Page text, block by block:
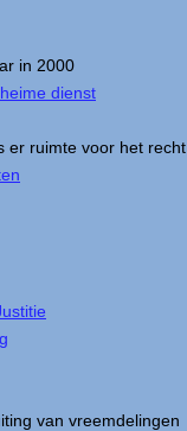
in 2000
dienst
er ruimte voor het recht
van vreemdelingen